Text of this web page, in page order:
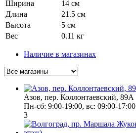
Ширина
14 см
Длина
21.5 см
Высота
5 см
Вес
0.11 кг
Наличие в магазинах
Азов, пер. Коллонтаевский, 89А
Пн-сб: 9:00-19:00, вс: 09:00-17:00
3